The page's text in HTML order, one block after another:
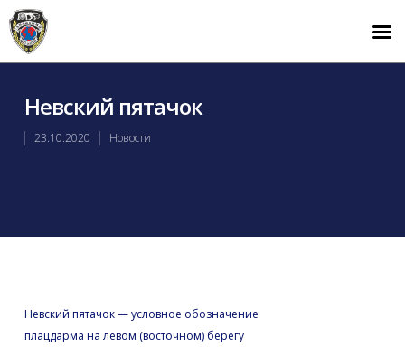
Невский пятачок
23.10.2020 Новости
Невский пятачок — условное обозначение
плацдарма на левом (восточном) берегу